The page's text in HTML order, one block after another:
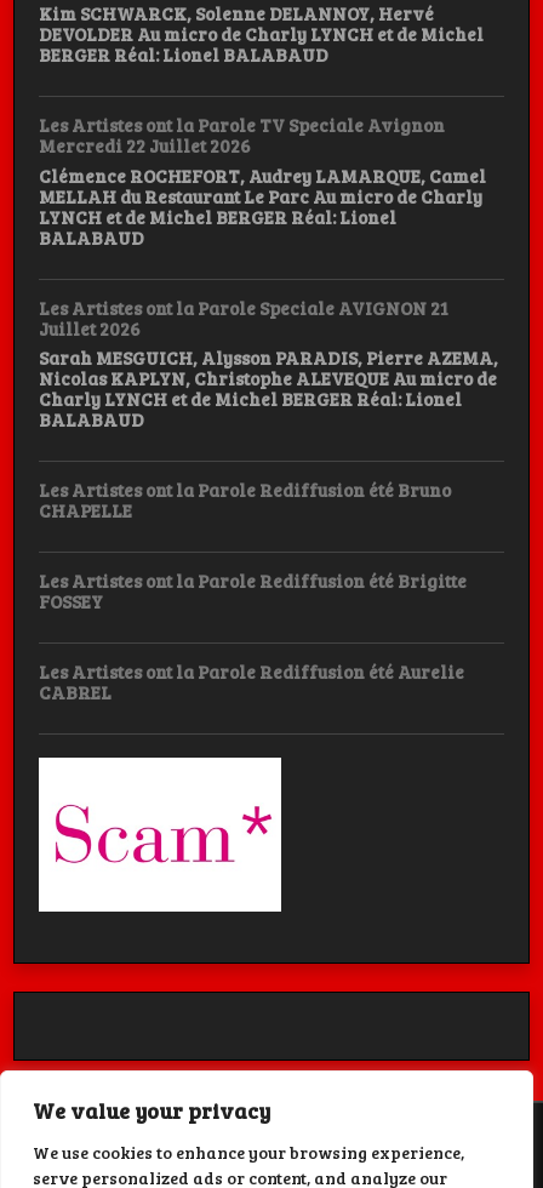
We value your privacy
We use cookies to enhance your browsing experience,
serve personalized ads or content, and analyze our
Kim SCHWARCK, Solenne DELANNOY, Hervé
DEVOLDER Au micro de Charly LYNCH et de Michel
BERGER Réal: Lionel BALABAUD
Les Artistes ont la Parole TV Speciale Avignon
Mercredi 22 Juillet 2026
Clémence ROCHEFORT, Audrey LAMARQUE, Camel
MELLAH du Restaurant Le Parc Au micro de Charly
LYNCH et de Michel BERGER Réal: Lionel
BALABAUD
Les Artistes ont la Parole Speciale AVIGNON 21
Juillet 2026
Sarah MESGUICH, Alysson PARADIS, Pierre AZEMA,
Nicolas KAPLYN, Christophe ALEVEQUE Au micro de
Charly LYNCH et de Michel BERGER Réal: Lionel
BALABAUD
Les Artistes ont la Parole Rediffusion été Bruno
CHAPELLE
Les Artistes ont la Parole Rediffusion été Brigitte
FOSSEY
Les Artistes ont la Parole Rediffusion été Aurelie
CABREL